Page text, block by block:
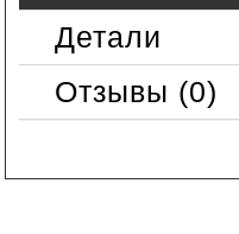
Детали
Отзывы (0)